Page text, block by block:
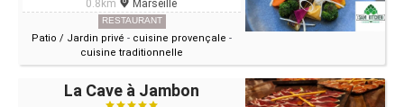
0.8km Marseille
RESTAURANT
Patio / Jardin privé - cuisine provençale -
cuisine traditionnelle
La Cave à Jambon